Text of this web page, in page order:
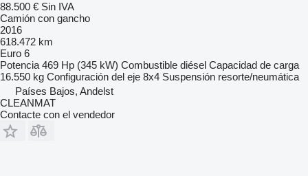
88.500 € Sin IVA
Camión con gancho
2016
618.472 km
Euro 6
Potencia 469 Hp (345 kW) Combustible diésel Capacidad de carga
16.550 kg Configuración del eje 8x4 Suspensión resorte/neumática
Países Bajos, Andelst
CLEANMAT
Contacte con el vendedor